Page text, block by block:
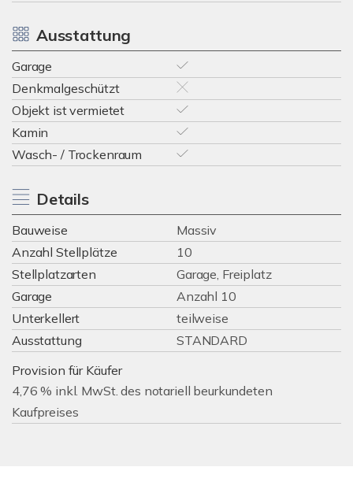
Ausstattung
Garage
Denkmalgeschützt
Objekt ist vermietet
Kamin
Wasch- / Trockenraum
Details
Bauweise
Massiv
Anzahl Stellplätze
10
Stellplatzarten
Garage, Freiplatz
Garage
Anzahl 10
Unterkellert
teilweise
Ausstattung
STANDARD
Provision für Käufer
4,76 % inkl. MwSt. des notariell beurkundeten
Kaufpreises